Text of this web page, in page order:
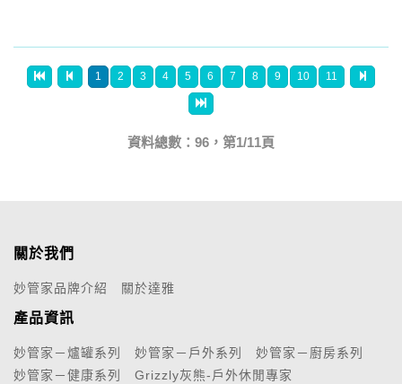
1 2 3 4 5 6 7 8 9 10 11
資料總數：96，第1/11頁
關於我們
妙管家品牌介紹 關於達雅
產品資訊
妙管家－爐罐系列 妙管家－戶外系列
妙管家－廚房系列
妙管家－健康系列
Grizzly灰熊-戶外休閒專家